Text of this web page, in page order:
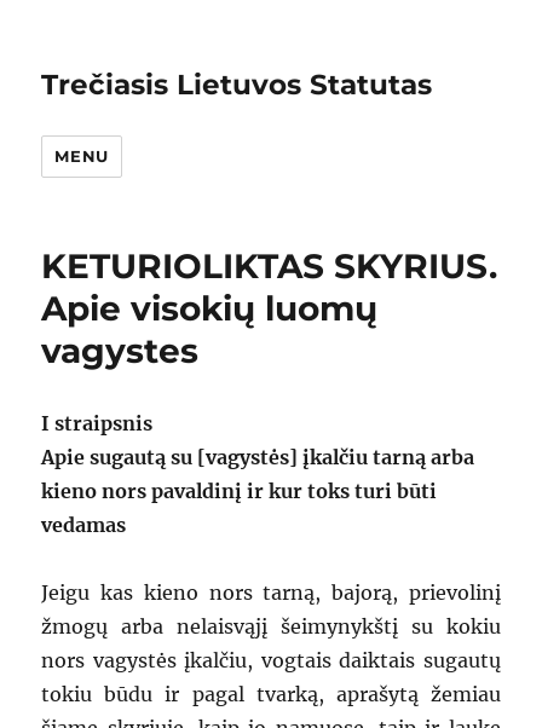
Trečiasis Lietuvos Statutas
MENU
KETURIOLIKTAS SKYRIUS.
Apie visokių luomų
vagystes
I straipsnis
Apie sugautą su [vagystės] įkalčiu tarną arba
kieno nors pavaldinį ir kur toks turi būti
vedamas
Jeigu kas kieno nors tarną, bajorą, prievolinį
žmogų arba nelaisvąjį šeimynykštį su kokiu
nors vagystės įkalčiu, vogtais daiktais sugautų
tokiu būdu ir pagal tvarką, aprašytą žemiau